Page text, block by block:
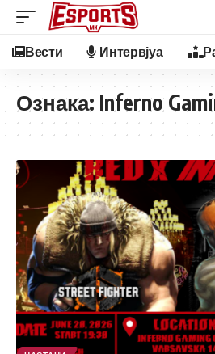
Вести Интервјуа
Ознака: Inferno